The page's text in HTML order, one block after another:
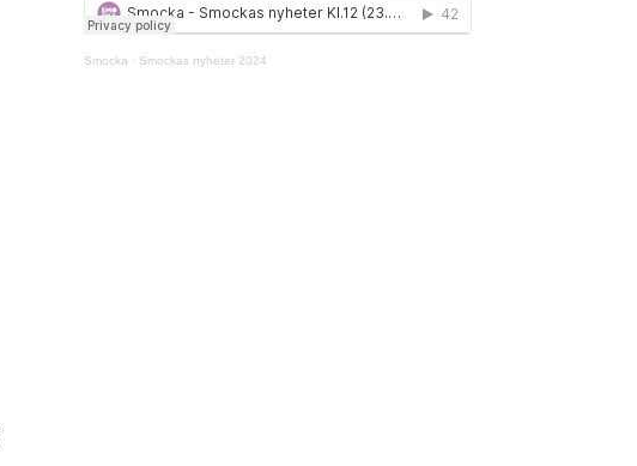
Smocka · Smockas nyheter 2024